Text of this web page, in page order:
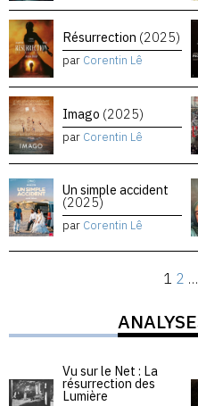
Résurrection (2025)
par Corentin Lê
Imago (2025)
par Corentin Lê
Un simple accident
(2025)
par Corentin Lê
1 2 …
Vu sur le Net : La
résurrection des
Lumière